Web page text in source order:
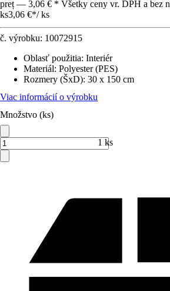
preț — 3,06 € * Všetky ceny vr. DPH a bez
ks3,06 €*/ ks
č. výrobku: 10072915
Oblasť použitia: Interiér
Materiál: Polyester (PES)
Rozmery (ŠxD): 30 x 150 cm
Viac informácií o výrobku
Množstvo (ks)
1 ks